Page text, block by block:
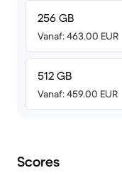
256 GB
Vanaf: 463.00 EUR
512 GB
Vanaf: 459.00 EUR
Scores